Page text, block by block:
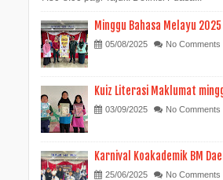
Minggu Bahasa Melayu 2025
05/08/2025 No Comments
Kuiz Literasi Maklumat
03/09/2025 No Comments
Karnival Koakademik BM
25/06/2025 No Comments